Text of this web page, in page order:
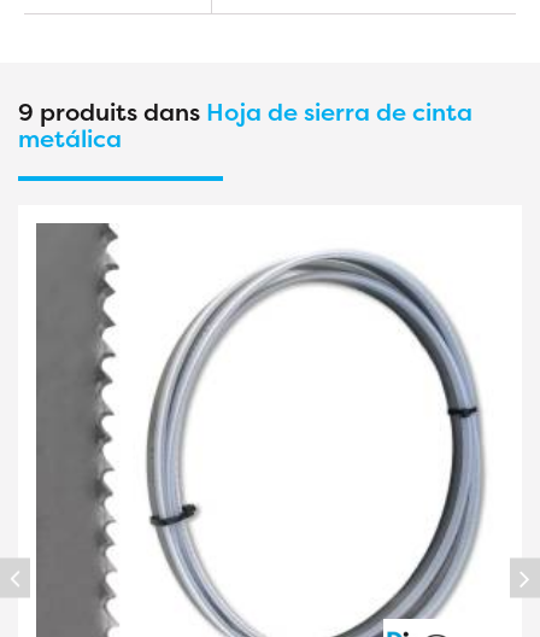
9 produits dans Hoja de sierra de cinta
metálica